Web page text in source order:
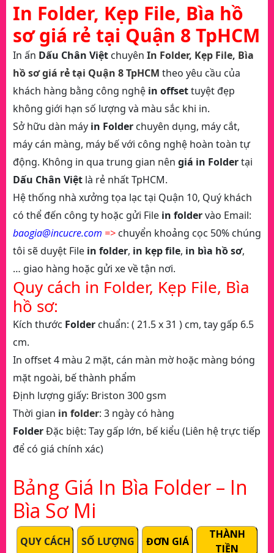
In Folder, Kẹp File, Bìa hồ
sơ giá rẻ tại Quận 8 TpHCM
In ấn Dấu Chân Việt chuyên In Folder, Kẹp File, Bìa
hồ sơ giá rẻ tại Quận 8 TpHCM theo yêu cầu của
khách hàng bằng công nghệ in offsettuyệt đẹp
không giới hạn số lượng và màu sắc khi in.
Sở hữu dàn máy in Folder chuyên dụng, máy cắt,
máy cán màng, máy bế với công nghệ hoàn toàn tự
động. Không in qua trung gian nên giá in Foldertại
Dấu Chân Việt là rẻ nhất TpHCM.
Hệ thống nhà xưởng tọa lạc tại Quận 10, Quý khách
có thể đến công ty hoặc gửi File in foldervào Email:
baogia@incucre.com => chuyển khoảng cọc 50% chúng
tôi sẽ duyệt File in folder, in kẹp file, in bìa hồ sơ,
… giao hàng hoặc gửi xe về tận nơi.
Quy cách in Folder, Kẹp File, Bìa
hồ sơ:
Kích thước Folder chuẩn: ( 21.5 x 31 ) cm, tay gấp 6.5
cm.
In offset 4 màu 2 mặt, cán màn mờ hoặc màng bóng
mặt ngoài, bế thành phẩm
Định lượng giấy: Briston 300 gsm
Thời gian in folder: 3 ngày có hàng
FolderĐặc biệt: Tay gấp lớn, bế kiểu (Liên hệ trực tiếp
để có giá chính xác)
Bảng Giá In Bìa Folder – In
Bìa Sơ Mi
QUY CÁCH SỐ LƯỢNG ĐƠN GIÁ
THÀNH
TIỀN